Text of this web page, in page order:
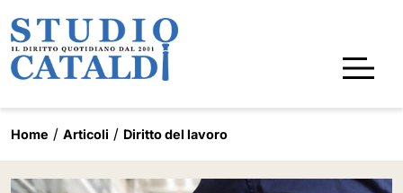
Home Articoli Diritto del lavoro